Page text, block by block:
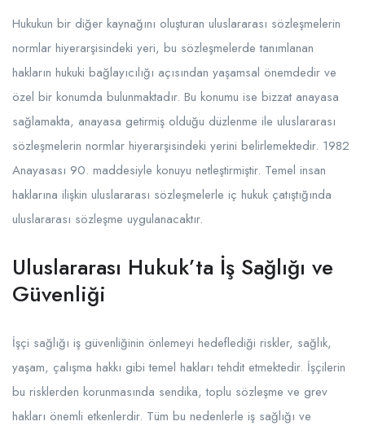
Hukukun bir diğer kaynağını oluşturan uluslararası sözleşmelerin
normlar hiyerarşisindeki yeri, bu sözleşmelerde tanımlanan
hakların hukuki bağlayıcılığı açısından yaşamsal önemdedir ve
özel bir konumda bulunmaktadır. Bu konumu ise bizzat anayasa
sağlamakta, anayasa getirmiş olduğu düzlenme ile uluslararası
sözleşmelerin normlar hiyerarşisindeki yerini belirlemektedir. 1982
Anayasası 90. maddesiyle konuyu netleştirmiştir. Temel insan
haklarına ilişkin uluslararası sözleşmelerle iç hukuk çatıştığında
uluslararası sözleşme uygulanacaktır.
Uluslararası Hukuk’ta İş Sağlığı ve
Güvenliği
İşçi sağlığı iş güvenliğinin önlemeyi hedeflediği riskler, sağlık,
yaşam, çalışma hakkı gibi temel hakları tehdit etmektedir. İşçilerin
bu risklerden korunmasında sendika, toplu sözleşme ve grev
hakları önemli etkenlerdir. Tüm bu nedenlerle iş sağlığı ve